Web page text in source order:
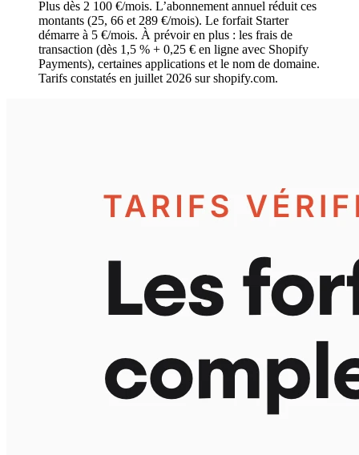
Plus dès 2 100 €/mois. L’abonnement annuel réduit ces
montants (25, 66 et 289 €/mois). Le forfait Starter
démarre à 5 €/mois. À prévoir en plus : les frais de
transaction (dès 1,5 % + 0,25 € en ligne avec Shopify
Payments), certaines applications et le nom de domaine.
Tarifs constatés en juillet 2026 sur shopify.com.